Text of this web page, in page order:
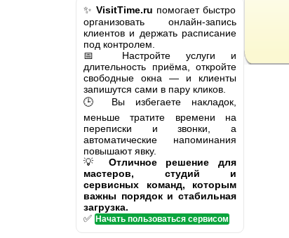
✨ VisitTime.ru помогает быстро
организовать онлайн-запись
клиентов и держать расписание
под контролем.
📅 Настройте услуги и
длительность приёма, откройте
свободные окна — и клиенты
запишутся сами в пару кликов.
🕒 Вы избегаете накладок,
меньше тратите времени на
переписки и звонки, а
автоматические напоминания
повышают явку.
💡 Отличное решение для
мастеров, студий и
сервисных команд, которым
важны порядок и стабильная
загрузка.
✅ Начать пользоваться сервисом